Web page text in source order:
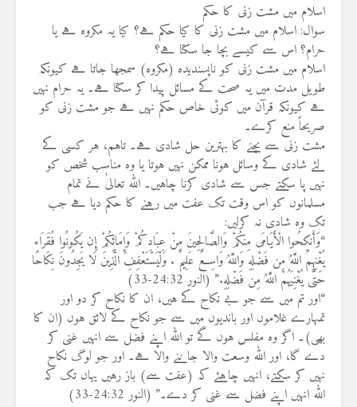
اسلام میں مشت زنی کا حکم
سوال: اسلام میں مشت زنی کا کیا حکم ہے؟ کیا یہ مکروہ ہے یا
حرام؟ اس سے کیسے بچا جا سکتا ہے؟
اسلام میں مشت زنی کو ناپسندیدہ (مکروہ) سمجھا جاتا ہے کیونکہ
طویل مدت میں یہ صحت کے مسائل پیدا کر سکتا ہے۔ یہ حرام نہیں
ہے کیونکہ قرآن میں کوئی خاص حکم نہیں ہے جو مشت زنی کو
صریحاً منع کرے۔
مشت زنی سے بچنے کا بہترین حل شادی ہے۔ تاہم، ہر کسی کے
لئے شادی کے وسائل ہونا ممکن نہیں ہوتا یا وہ مناسب شخص کو
نہیں پا سکتے جس سے شادی کرنا چاہیں۔ اللہ تعالیٰ نے تمام
مسلمانوں کو اس وقت تک عفت میں رہنے کا حکم دیا ہے جب
تک وہ شادی نہ کرلیں:
“وَأَنكِحُوا الْأَيَامَى مِنكُمْ وَالصَّالِحِينَ مِنْ عِبَادِكُمْ وَإِمَائِكُمْ إِن يَكُونُوا فُقَرَاء
يُغْنِهِمُ اللَّهُ مِن فَضْلِهِ وَاللَّهُ وَاسِعٌ عَلِيمٌ . وَلْيَسْتَعْفِفِ الَّذِينَ لَا يَجِدُونَ نِكَاحًا
حَتَّى يُغْنِيَهُمْ اللَّهُ مِن فَضْلِهِ.” (النور 24:32-33)
“اور تم میں سے جو بے نکاح کے ہیں، ان کا نکاح کر دو اور
تمہارے غلاموں اور باندیوں میں سے جو نکاح کے لائق ہوں (ان کا
بھی)۔ اگر وہ مفلس ہوں گے تو اللہ اپنے فضل سے انہیں غنی کر
دے گا، اور اللہ وسعت والا جاننے والا ہے۔ اور جو لوگ نکاح
نہیں کر سکتے، انہیں چاہئے کہ (عفت سے) باز رہیں یہاں تک کہ
اللہ انہیں اپنے فضل سے غنی کر دے۔” (النور 24:32-33)